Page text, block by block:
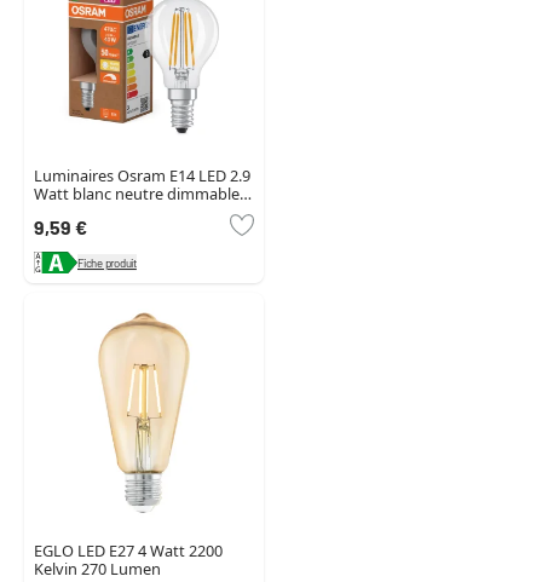
Luminaires Osram E14 LED 2.9
Watt blanc neutre dimmable
9,59 €
Fiche produit
EGLO LED E27 4 Watt 2200
Kelvin 270 Lumen